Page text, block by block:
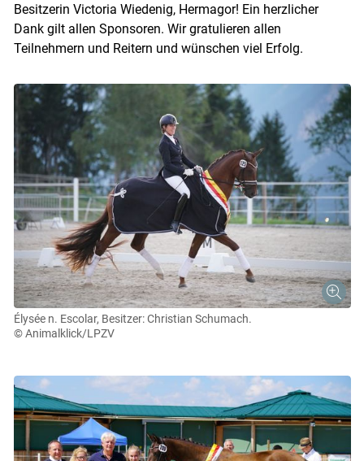
Besitzerin Victoria Wiedenig, Hermagor! Ein herzlicher
Dank gilt allen Sponsoren. Wir gratulieren allen
Teilnehmern und Reitern und wünschen viel Erfolg.
Élysée n. Escolar, Besitzer: Christian Schumach.
© Animalklick/LPZV